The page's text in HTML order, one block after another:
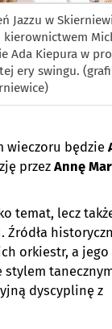
Jazzu w
Ada Kiepura w
ery swingu.
wieczoru będzie
przez Annę
temat, lecz
Źródła
orkiestr, a jego
stylem
dyscyplinę z